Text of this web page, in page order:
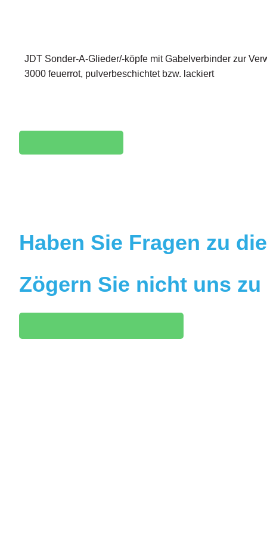
JDT Sonder-A-Glieder/-köpfe mit Gabelverbinder zur
3000 feuerrot, pulverbeschichtet bzw. lackiert
Haben Sie Fragen zu
Zögern Sie nicht uns